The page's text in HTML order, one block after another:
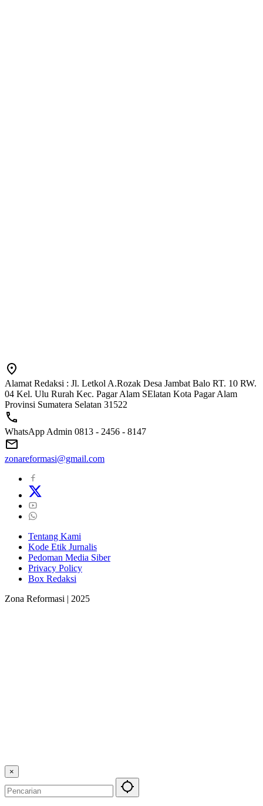
Alamat Redaksi : Jl. Letkol A.Rozak Desa Jambat Balo RT. 10 RW.
04 Kel. Ulu Rurah Kec. Pagar Alam SElatan Kota Pagar Alam
Provinsi Sumatera Selatan 31522
WhatsApp Admin 0813 - 2456 - 8147
zonareformasi@gmail.com
Tentang Kami
Kode Etik Jurnalis
Pedoman Media Siber
Privacy Policy
Box Redaksi
Zona Reformasi | 2025
×